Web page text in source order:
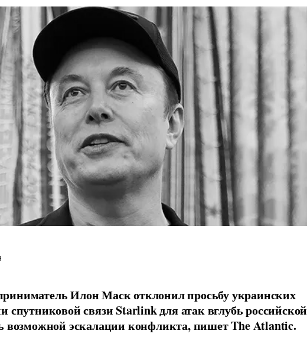
Илон Маск отклонил просьбу украинских
спутниковой связи Starlink для атак вглубь российской
возможной эскалации конфликта, пишет The Atlantic.